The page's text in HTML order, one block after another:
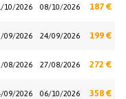
10/2026 08/10/2026 187 €
09/2026 24/09/2026 199 €
08/2026 27/08/2026 272 €
09/2026 06/10/2026 358 €